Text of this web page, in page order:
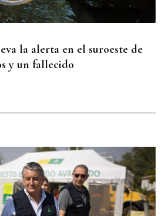
la alerta en el suroeste de
y un fallecido